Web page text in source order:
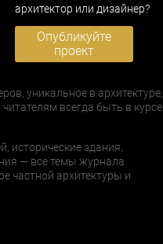
архитектор или дизайнер?
Опубликуйте
проект
уникальное в архитектуре,
всегда быть в курсе
исторические здания,
— все темы журнала
частной архитектуры и